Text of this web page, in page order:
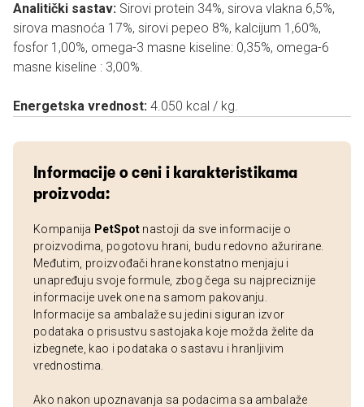
Analitički sastav: Sirovi protein 34%, sirova vlakna 6,5%,
sirova masnoća 17%, sirovi pepeo 8%, kalcijum 1,60%,
fosfor 1,00%, omega-3 masne kiseline: 0,35%, omega-6
masne kiseline : 3,00%.
Energetska vrednost: 4.050 kcal / kg.
Informacije o ceni i karakteristikama
proizvoda:
Kompanija PetSpot nastoji da sve informacije o
proizvodima, pogotovu hrani, budu redovno ažurirane.
Međutim, proizvođači hrane konstatno menjaju i
unapređuju svoje formule, zbog čega su najpreciznije
informacije uvek one na samom pakovanju.
Informacije sa ambalaže su jedini siguran izvor
podataka o prisustvu sastojaka koje možda želite da
izbegnete, kao i podataka o sastavu i hranljivim
vrednostima.
Ako nakon upoznavanja sa podacima sa ambalaže